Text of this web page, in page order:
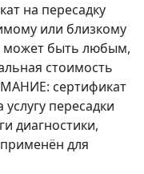
на пересадку
или близкому
может быть любым,
стоимость
сертификат
пересадки
диагностики,
для